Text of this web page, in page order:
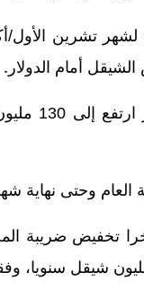
تشرين الأول/
أمام الدولار .
شهر أيلول 545
تخفيض ضريبة